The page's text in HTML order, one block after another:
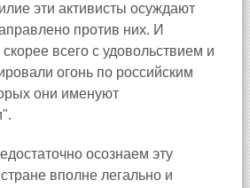
эти активисты осуждают
против них. И
всего с удовольствием и
огонь по российским
они именуют
осознаем эту
вполне легально и